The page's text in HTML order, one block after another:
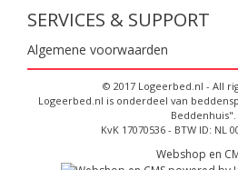
SERVICES & SUPPORT
Algemene voorwaarden
© 2017 Logeerbed.nl - All
Logeerbed.nl is onderdeel van
Beddenhuis".
KvK 17070536 - BTW ID: NL
Webshop en